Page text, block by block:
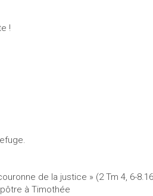
!
de la justice » (2 Tm 4, 6-
à Timothée